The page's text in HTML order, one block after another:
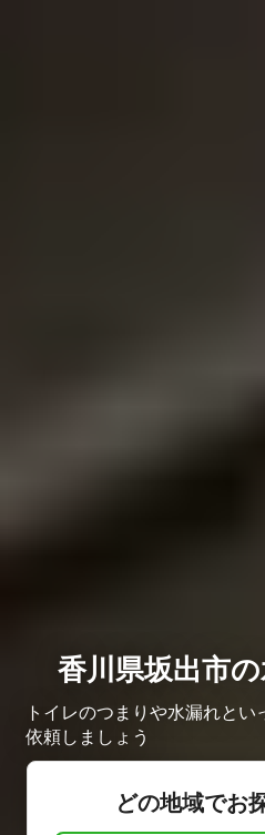
香川県坂出市
トイレのつまりや水漏れと
依頼しましょう
どの地域でお